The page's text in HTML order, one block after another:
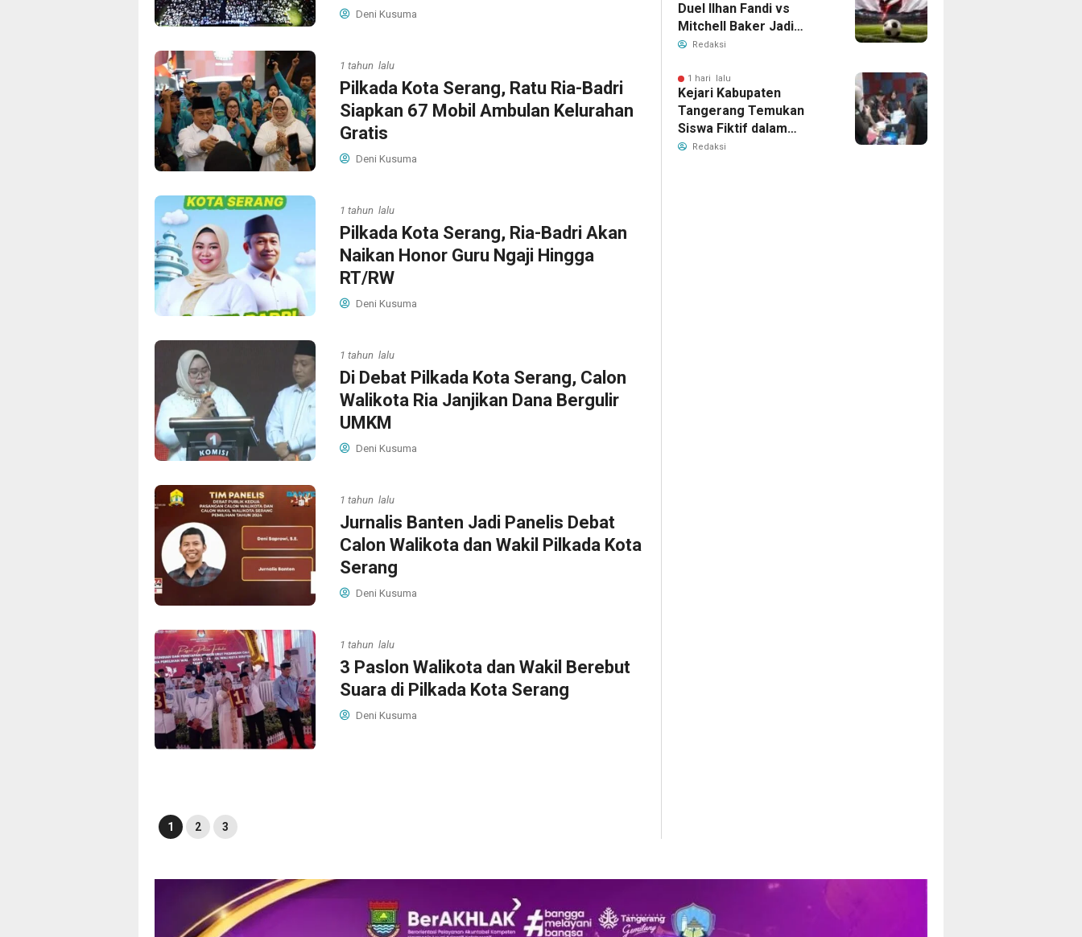
Deni Kusuma
1 tahun lalu
Pilkada Kota Serang, Ratu Ria-Badri
Siapkan 67 Mobil Ambulan Kelurahan
Gratis
Deni Kusuma
1 tahun lalu
Pilkada Kota Serang, Ria-Badri Akan
Naikan Honor Guru Ngaji Hingga
RT/RW
Deni Kusuma
1 tahun lalu
Di Debat Pilkada Kota Serang, Calon
Walikota Ria Janjikan Dana Bergulir
UMKM
Deni Kusuma
1 tahun lalu
Jurnalis Banten Jadi Panelis Debat
Calon Walikota dan Wakil Pilkada Kota
Serang
Deni Kusuma
1 tahun lalu
3 Paslon Walikota dan Wakil Berebut
Suara di Pilkada Kota Serang
Deni Kusuma
1 2 3
Duel Ilhan Fandi vs
Mitchell Baker Jadi
Sorotan di Piala AFF
Redaksi
1 hari lalu
Kejari Kabupaten
Tangerang Temukan
Siswa Fiktif dalam
Penyidikan Dana BOP
Redaksi